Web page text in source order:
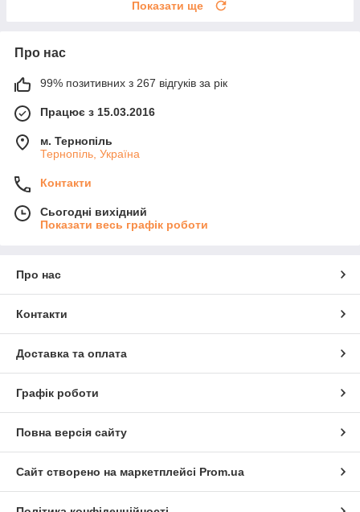
Показати ще
Про нас
99% позитивних з 267 відгуків за рік
Працює з 15.03.2016
м. Тернопіль
Тернопіль, Україна
Контакти
Сьогодні вихідний
Показати весь графік роботи
Про нас
Контакти
Доставка та оплата
Графік роботи
Повна версія сайту
Сайт створено на маркетплейсі Prom.ua